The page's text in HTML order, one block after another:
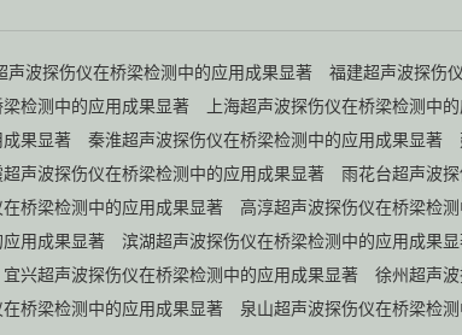
声波探伤仪在桥梁检测中的应用成果显著 福建超声波探伤
检测中的应用成果显著 上海超声波探伤仪在桥梁检测中
果显著 秦淮超声波探伤仪在桥梁检测中的应用成果显著
超声波探伤仪在桥梁检测中的应用成果显著 雨花台超声波
桥梁检测中的应用成果显著 高淳超声波探伤仪在桥梁检
用成果显著 滨湖超声波探伤仪在桥梁检测中的应用成果
宜兴超声波探伤仪在桥梁检测中的应用成果显著 徐州超声
桥梁检测中的应用成果显著 泉山超声波探伤仪在桥梁检